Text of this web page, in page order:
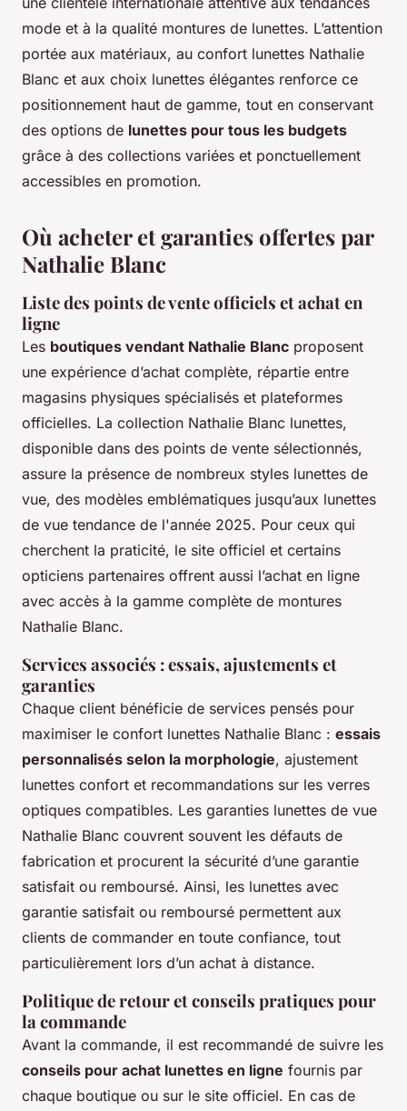
mode et à la qualité montures de lunettes. L’attention
portée aux matériaux, au confort lunettes Nathalie
Blanc et aux choix lunettes élégantes renforce ce
positionnement haut de gamme, tout en conservant
des options de lunettes pour tous les budgets
grâce à des collections variées et ponctuellement
accessibles en promotion.
Où acheter et garanties offertes par
Nathalie Blanc
Liste des points de vente officiels et achat en
ligne
Les boutiques vendant Nathalie Blanc proposent
une expérience d’achat complète, répartie entre
magasins physiques spécialisés et plateformes
officielles. La collection Nathalie Blanc lunettes,
disponible dans des points de vente sélectionnés,
assure la présence de nombreux styles lunettes de
vue, des modèles emblématiques jusqu’aux lunettes
de vue tendance de l'année 2025. Pour ceux qui
cherchent la praticité, le site officiel et certains
opticiens partenaires offrent aussi l’achat en ligne
avec accès à la gamme complète de montures
Nathalie Blanc.
Services associés : essais, ajustements et
garanties
Chaque client bénéficie de services pensés pour
maximiser le confort lunettes Nathalie Blanc : essais
personnalisés selon la morphologie, ajustement
lunettes confort et recommandations sur les verres
optiques compatibles. Les garanties lunettes de vue
Nathalie Blanc couvrent souvent les défauts de
fabrication et procurent la sécurité d’une garantie
satisfait ou remboursé. Ainsi, les lunettes avec
garantie satisfait ou remboursé permettent aux
clients de commander en toute confiance, tout
particulièrement lors d’un achat à distance.
Politique de retour et conseils pratiques pour
la commande
Avant la commande, il est recommandé de suivre les
conseils pour achat lunettes en ligne fournis par
chaque boutique ou sur le site officiel. En cas de